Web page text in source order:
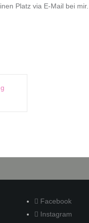
Platz via E-Mail bei mir.
Facebook
Instagram